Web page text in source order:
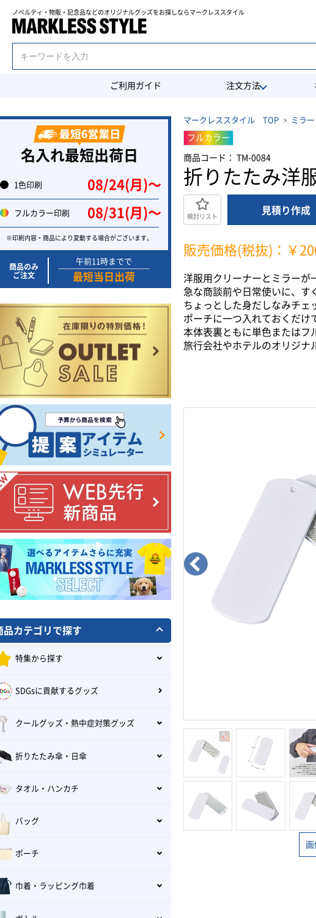
ノベルティ・物販・記念品などのオリジナルグッズを お探しならマークレススタイル
ご利用ガイド 注文方法
マークレススタイル TOP ミラ
フルカラー
商品コード： TM-0084
折りたたみ洋
検討リスト
見積り作成
販売価格(税抜)：￥
洋服用クリーナーとミラーが
急な商談前や日常使いに、す
ちょっとした身だしなみチェ
ポーチに一つ入れておくだけ
本体表裏ともに単色またはフ
旅行会社やホテルのオリジナ
画
名入れ最短出荷日
1色印刷 08/24(月)〜
フルカラー印刷 08/31(月)〜
※印刷内容・商品により変動する場合がございます。
商品のみ
ご注文
午前11時までで
最短当日出荷
品カテゴリで探す
特集から探す
SDGsに貢献するグッズ
クールグッズ・熱中症対策グッズ
折りたたみ傘・日傘
タオル・ハンカチ
バッグ
ポーチ
巾着・ラッピング巾着